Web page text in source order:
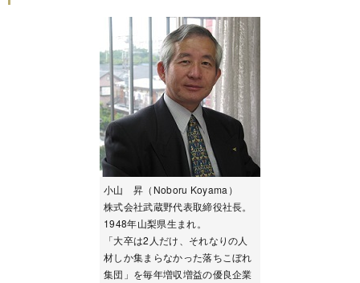
小山 昇（Noboru Koyama）
株式会社武蔵野代表取締役社長。
1948年山梨県生まれ。
「大卒は2人だけ、それなりの人
材しか集まらなかった落ちこぼれ
集団」を毎年増収増益の優良企業